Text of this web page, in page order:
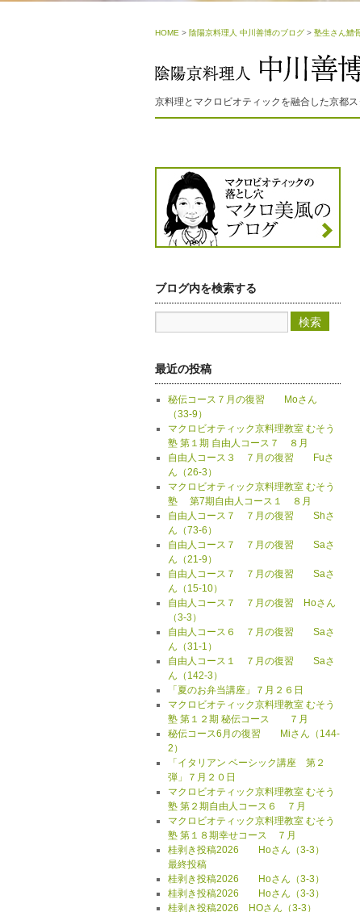
HOME > 陰陽京料理人 中川善博のブログ > 塾生さん鱧
京料理とマクロビオティックを融合した京都
ブログ内を検索する
最近の投稿
秘伝コース７月の復習 Moさん
（33-9）
マクロビオティック京料理教室 むそう
塾 第１期 自由人コース７ ８月
自由人コース３ ７月の復習 Fuさ
ん（26-3）
マクロビオティック京料理教室 むそう
塾 第7期自由人コース１ ８月
自由人コース７ ７月の復習 Shさ
ん（73-6）
自由人コース７ ７月の復習 Saさ
ん（21-9）
自由人コース７ ７月の復習 Saさ
ん（15-10）
自由人コース７ ７月の復習 Hoさん
（3-3）
自由人コース６ ７月の復習 Saさ
ん（31-1）
自由人コース１ ７月の復習 Saさ
ん（142-3）
「夏のお弁当講座」７月２６日
マクロビオティック京料理教室 むそう
塾 第１２期 秘伝コース ７月
秘伝コース6月の復習 Miさん（144-
2）
「イタリアン ベーシック講座 第２
弾」７月２０日
マクロビオティック京料理教室 むそう
塾 第２期自由人コース６ ７月
マクロビオティック京料理教室 むそう
塾 第１８期幸せコース ７月
桂剥き投稿2026 Hoさん（3-3）
最終投稿
桂剥き投稿2026 Hoさん（3-3）
桂剥き投稿2026 Hoさん（3-3）
桂剥き投稿2026 HOさん（3-3）